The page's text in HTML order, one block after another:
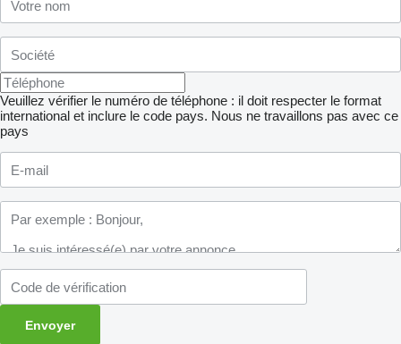
Veuillez vérifier le numéro de téléphone : il doit respecter le format
international et inclure le code pays. Nous ne travaillons pas avec ce
pays